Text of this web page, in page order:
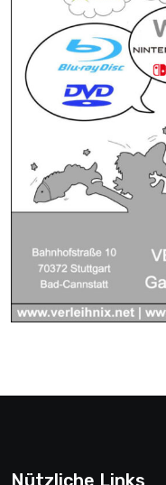
Nützliche Links